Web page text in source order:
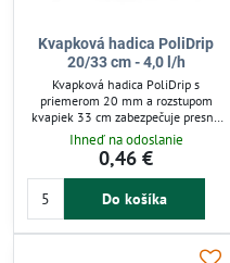
Kvapková hadica PoliDrip
20/33 cm - 4,0 l/h
Kvapková hadica PoliDrip s
priemerom 20 mm a rozstupom
kvapiek 33 cm zabezpečuje presné
a úsporné zavlažovanie. Dodáva
vodu priamo ku koreňom rastlín,
čím minimalizuje odparovanie a
šetrí vodu. Je vhodná pre záhony,
skleníky i ovocné kríky. Odolný
chemikáliám. Ideálna pre záhradné
a poľnohospodárske použitie.
Ihneď na odoslanie
0,46 €
Do košíka